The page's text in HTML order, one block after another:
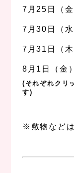
7月25日（金
7月30日（
7月31日（木
8月1日（金
(それぞれクリ
す)
※敷物など